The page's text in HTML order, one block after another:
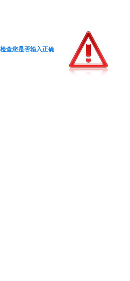
查您是否输入正确